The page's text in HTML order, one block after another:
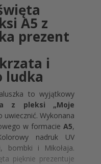
A5 z
prezent
i
ludka
to wyjątkowy
z pleksi „Moje
uwiecznić. Wykonana
w formacieA5,
nadruk UV
bombki i Mikołaja.
pięknie prezentuje